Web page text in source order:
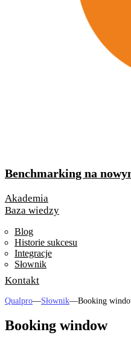
Benchmarking na
Akademia
Baza wiedzy
Blog
Historie sukcesu
Integracje
Słownik
Kontakt
Qualpro—Słownik—Booking
Booking window